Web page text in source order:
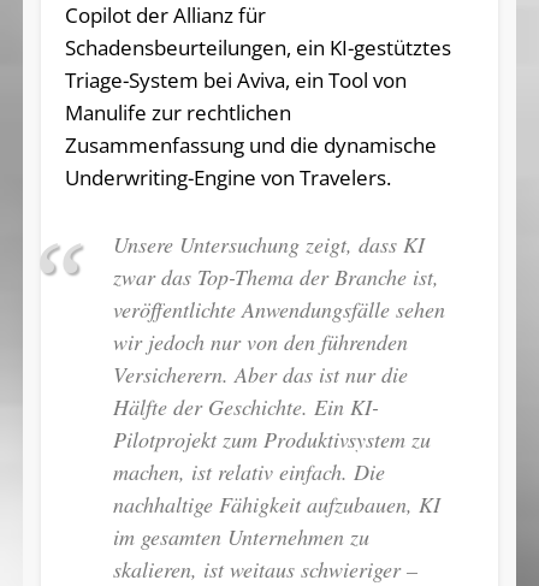
Copilot der Allianz für
Schadensbeurteilungen, ein KI-gestütztes
Triage-System bei Aviva, ein Tool von
Manulife zur rechtlichen
Zusammenfassung und die dynamische
Underwriting-Engine von Travelers.
Unsere Untersuchung zeigt, dass KI
zwar das Top-Thema der Branche ist,
veröffentlichte Anwendungsfälle sehen
wir jedoch nur von den führenden
Versicherern. Aber das ist nur die
Hälfte der Geschichte. Ein KI-
Pilotprojekt zum Produktivsystem zu
machen, ist relativ einfach. Die
nachhaltige Fähigkeit aufzubauen, KI
im gesamten Unternehmen zu
skalieren, ist weitaus schwieriger –